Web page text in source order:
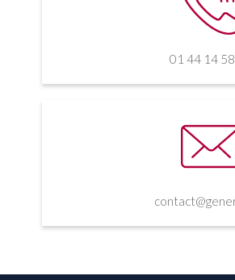
01 44 14